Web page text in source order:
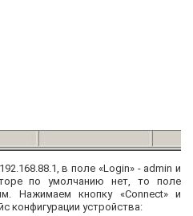
в поле «Login» - admin и
по умолчанию нет, то поле
Нажимаем кнопку «Connect» и
конфигурации устройства: